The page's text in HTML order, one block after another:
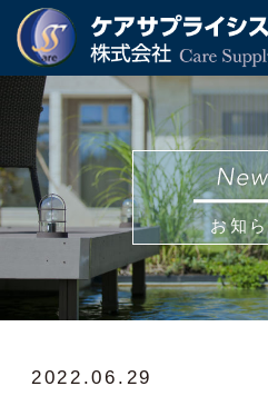
お知
2022.06.29